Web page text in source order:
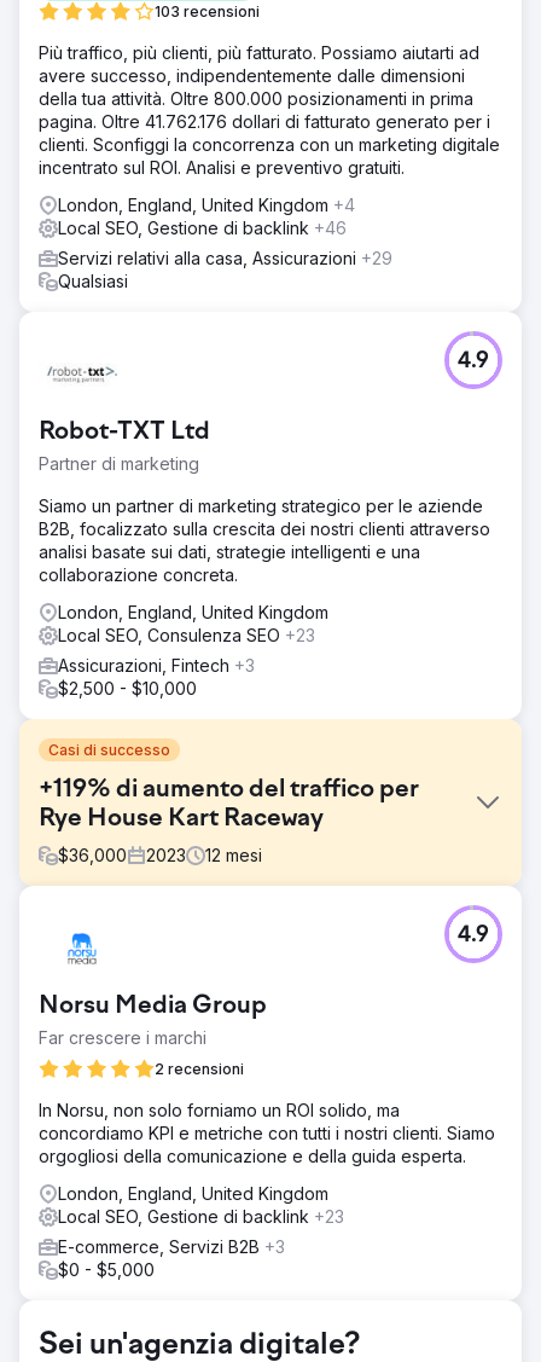
103 recensioni
Più traffico, più clienti, più fatturato. Possiamo aiutarti ad
avere successo, indipendentemente dalle dimensioni
della tua attività. Oltre 800.000 posizionamenti in prima
pagina. Oltre 41.762.176 dollari di fatturato generato per i
clienti. Sconfiggi la concorrenza con un marketing digitale
incentrato sul ROI. Analisi e preventivo gratuiti.
London, England, United Kingdom +4
Local SEO, Gestione di backlink +46
Servizi relativi alla casa, Assicurazioni +29
Qualsiasi
Robot-TXT Ltd
Partner di marketing
4.9
Siamo un partner di marketing strategico per le aziende
B2B, focalizzato sulla crescita dei nostri clienti attraverso
analisi basate sui dati, strategie intelligenti e una
collaborazione concreta.
London, England, United Kingdom
Local SEO, Consulenza SEO +23
Assicurazioni, Fintech +3
$2,500 - $10,000
Casi di successo
+119% di aumento del traffico per
Rye House Kart Raceway
$36,000 2023 12 mesi
Rye House Group ha dovuto affrontare un traffico
stagnante con circa 10.000 visite al mese nel giugno
traffico, il miglioramento del ranking, la diversificazione
dei backlink e l'aumento dell'autorità del dominio in un
contesto di forte concorrenza nel settore del kart.
Abbiamo implementato una strategia SEO articolata:
contenuti esistenti e miglioramenti in loco, abbinati alla
creazione di contenuti mirati, per colmare eventuali
lacune. Acquisizione di backlink tramite campagne di
sensibilizzazione verso siti autorevoli. SEO tecnico per
risolvere problemi, migliorando la crawlability e
l'esperienza dell'utente.
10.208 a 22.424 visite. Il posizionamento delle parole
Norsu Media Group
Far crescere i marchi
2 recensioni
4.9
In Norsu, non solo forniamo un ROI solido, ma
concordiamo KPI e metriche con tutti i nostri clienti. Siamo
orgogliosi della comunicazione e della guida esperta.
London, England, United Kingdom
Local SEO, Gestione di backlink +23
E-commerce, Servizi B2B +3
$0 - $5,000
Sei un'agenzia digitale?